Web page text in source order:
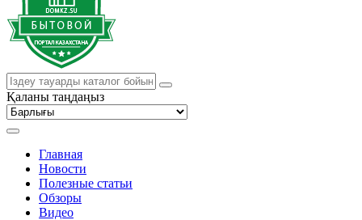
Қаланы таңдаңыз
Главная
Новости
Полезные статьи
Обзоры
Видео